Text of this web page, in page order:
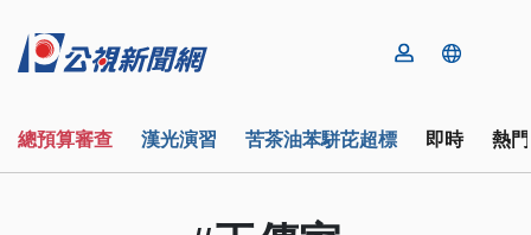
總預算審查 漢光演習 苦茶油苯駢芘超標 即時 熱